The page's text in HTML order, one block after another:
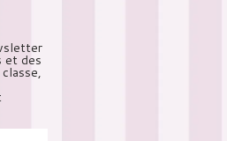
et des